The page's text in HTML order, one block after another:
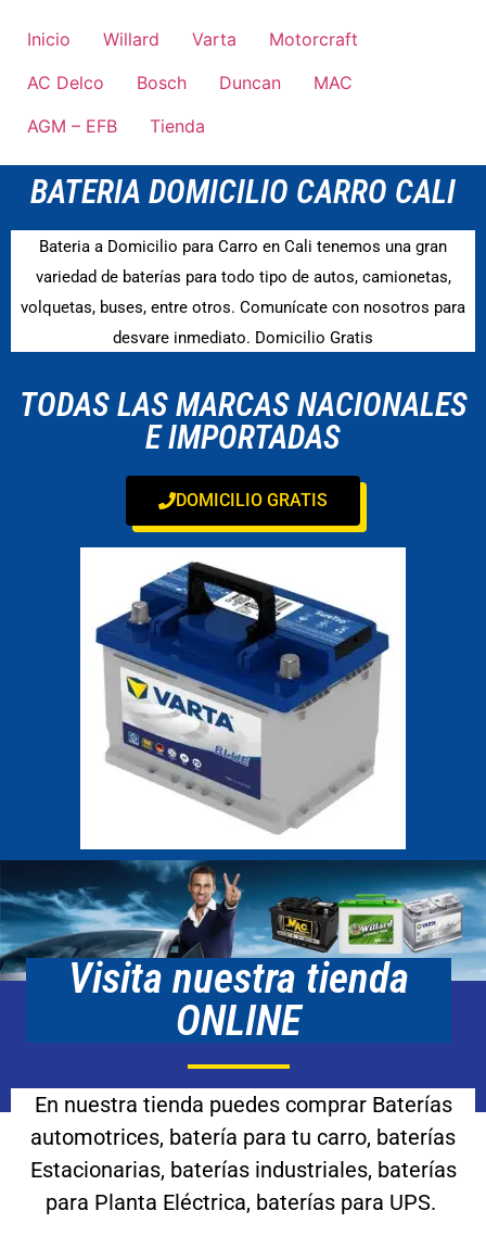
Inicio Willard Varta
Motorcraft
AC Delco
Bosch Duncan
MAC
AGM – EFB
Tienda
BATERIA DOMICILIO CARRO CALI
Bateria a Domicilio para Carro en Cali tenemos una gran
variedad de baterías para todo tipo de autos, camionetas,
volquetas, buses, entre otros. Comunícate con nosotros para
desvare inmediato. Domicilio Gratis
TODAS LAS MARCAS NACIONALES
E IMPORTADAS
DOMICILIO GRATIS
Visita nuestra tienda
ONLINE
En nuestra tienda puedes comprar Baterías
automotrices, batería para tu carro, baterías
Estacionarias, baterías industriales, baterías
para Planta Eléctrica, baterías para UPS.